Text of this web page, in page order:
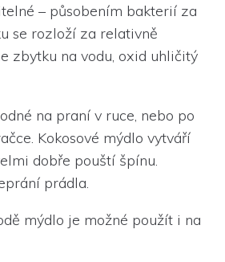
– působením bakterií za
se rozloží za relativně
zbytku na vodu, oxid uhličitý
na praní v ruce, nebo po
Kokosové mýdlo vytváří
dobře pouští špínu.
prádla.
mýdlo je možné použít i na